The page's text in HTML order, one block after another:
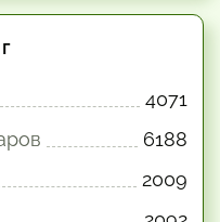
4071
6188
2009